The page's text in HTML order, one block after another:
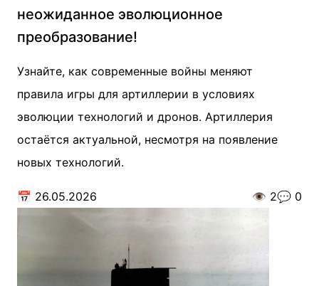
неожиданное эволюционное
преобразование!
Узнайте, как современные войны меняют
правила игры для артиллерии в условиях
эволюции технологий и дронов. Артиллерия
остаётся актуальной, несмотря на появление
новых технологий.
📅 26.05.2026 👁️ 2💬 0